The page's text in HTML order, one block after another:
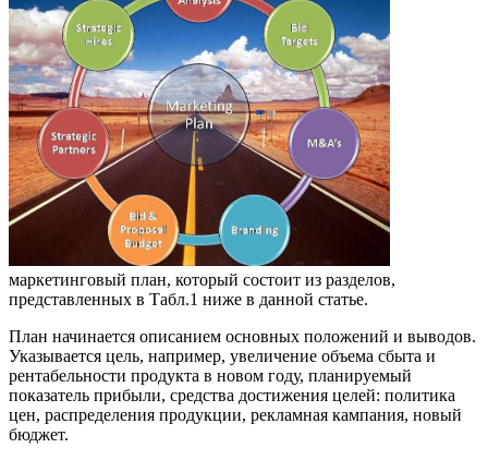
маркетинговый план, который состоит из разделов,
представленных в Табл.1 ниже в данной статье.
План начинается описанием основных положений и выводов.
Указывается цель, например, увеличение объема сбыта и
рентабельности продукта в новом году, планируемый
показатель прибыли, средства достижения целей: политика
цен, распределения продукции, рекламная кампания, новый
бюджет.